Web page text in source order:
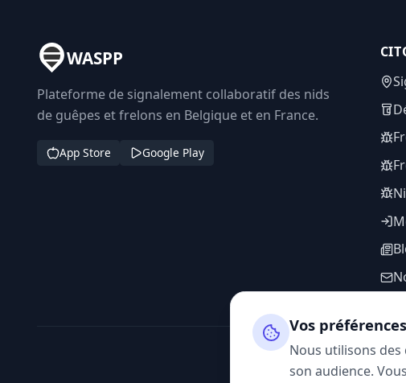
WASPP
Plateforme de signalement collaboratif des nids
de guêpes et frelons en Belgique et en France.
App Store Google Play
Vos
Nous utilisons
son audience.